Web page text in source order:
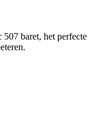
baret, het perfecte